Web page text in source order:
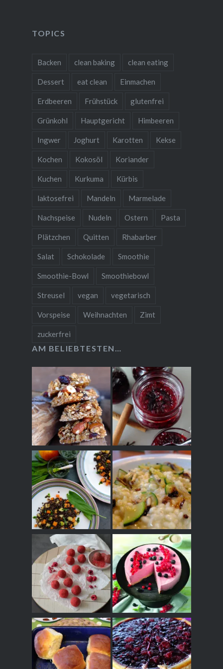
TOPICS
Backen clean baking clean eating
Dessert eat clean Einmachen
Erdbeeren Frühstück glutenfrei
Grünkohl Hauptgericht Himbeeren
Ingwer Joghurt Karotten Kekse
Kochen Kokosöl Koriander
Kuchen Kurkuma Kürbis
laktosefrei Mandeln Marmelade
Nachspeise Nudeln Ostern Pasta
Plätzchen Quitten Rhabarber
Salat Schokolade Smoothie
Smoothie-Bowl Smoothiebowl
Streusel vegan vegetarisch
Vorspeise Weihnachten Zimt
zuckerfrei
AM BELIEBTESTEN…